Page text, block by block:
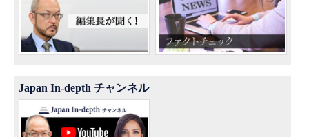
Japan In-depth チャンネル